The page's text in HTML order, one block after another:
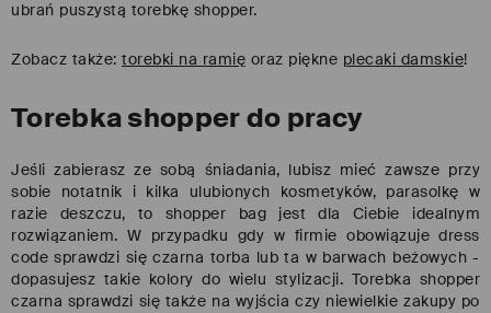
ubrań puszystą torebkę shopper.
Zobacz także: torebki na ramię oraz piękne plecaki damskie!
Torebka shopper do pracy
Jeśli zabierasz ze sobą śniadania, lubisz mieć zawsze przy
sobie notatnik i kilka ulubionych kosmetyków, parasolkę w
razie deszczu, to shopper bag jest dla Ciebie idealnym
rozwiązaniem. W przypadku gdy w firmie obowiązuje dress
code sprawdzi się czarna torba lub ta w barwach beżowych -
dopasujesz takie kolory do wielu stylizacji. Torebka shopper
czarna sprawdzi się także na wyjścia czy niewielkie zakupy po